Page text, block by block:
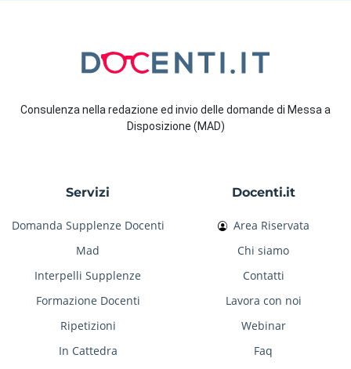
Consulenza nella redazione ed invio delle domande di Messa a
Disposizione (MAD)
Servizi
Domanda Supplenze Docenti
Mad
Interpelli Supplenze
Formazione Docenti
Ripetizioni
In Cattedra
Docenti.it
Area Riservata
Chi siamo
Contatti
Lavora con noi
Webinar
Faq